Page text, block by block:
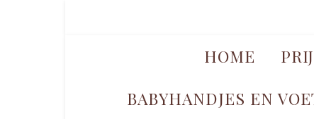
HOME
BABYHANDJES EN